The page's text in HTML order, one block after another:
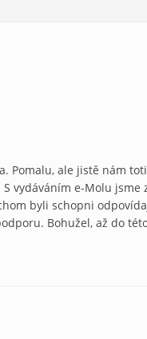
Pomalu, ale jistě nám
vydáváním e-Molu jsme
byli schopni
Bohužel, až do